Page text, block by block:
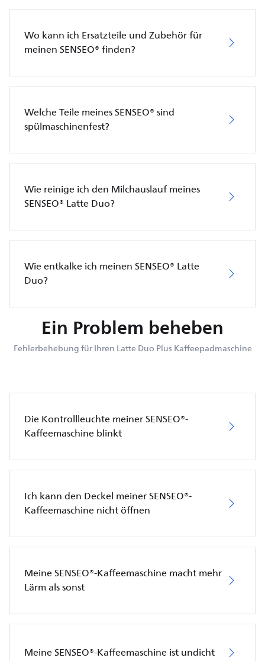
Wo kann ich Ersatzteile und Zubehör für
meinen SENSEO® finden?
Welche Teile meines SENSEO® sind
spülmaschinenfest?
Wie reinige ich den Milchauslauf meines
SENSEO® Latte Duo?
Wie entkalke ich meinen SENSEO® Latte
Duo?
Ein Problem beheben
Fehlerbehebung für Ihren Latte Duo Plus Kaffeepadmaschine
Die Kontrollleuchte meiner SENSEO®-
Kaffeemaschine blinkt
Ich kann den Deckel meiner SENSEO®-
Kaffeemaschine nicht öffnen
Meine SENSEO®-Kaffeemaschine macht mehr
Lärm als sonst
Meine SENSEO®-Kaffeemaschine ist undicht